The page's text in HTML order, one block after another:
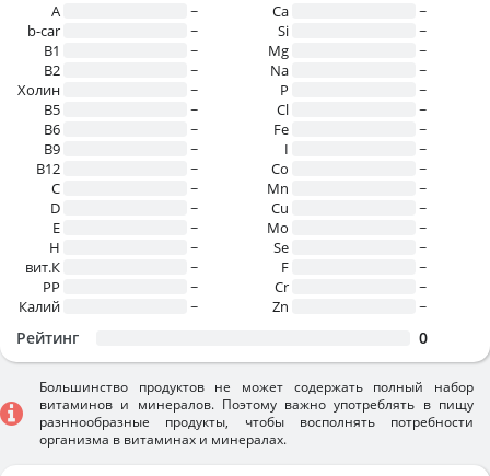
A
~
b-car
~
В1
~
B2
~
Холин
~
B5
~
B6
~
B9
~
B12
~
C
~
D
~
E
~
H
~
вит.К
~
PP
~
Калий
~
Ca
~
Si
~
Mg
~
Na
~
P
~
Cl
~
Fe
~
I
~
Co
~
Mn
~
Cu
~
Mo
~
Se
~
F
~
Cr
~
Zn
~
Рейтинг 0
Большинство продуктов не может содержать полный набор
витаминов и минералов. Поэтому важно употреблять в пищу
разннообразные продукты, чтобы восполнять потребности
организма в витаминах и минералах.